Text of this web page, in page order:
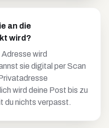
an die
wird?
wird
sie digital per Scan
wird deine Post bis zu
du nichts verpasst.